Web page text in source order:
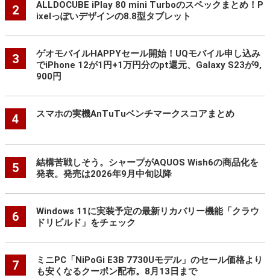
2
ALLDOCUBE iPlay 80 mini Turboのスペックまとめ！P
ixelっぽいデザインの8.8型タブレット
3
ゲオモバイルHAPPYセール開始！UQモバイル申し込み
でiPhone 12が1円+1万円分のpt還元、Galaxy S23が9,
900円
4 スマホの実機AnTuTuベンチマークスコアまとめ
5
結構苦戦しそう。シャープがAQUOS Wish6の商品化を
発表。発売は2026年9月中旬以降
6
Windows 11に実装予定の最新リカバリー機能「クラウ
ドリビルド」をチェック
7
ミニPC「NiPoGi E3B 7730Uモデル」のセール価格より
も安くなるクーポン配布。8月13日まで